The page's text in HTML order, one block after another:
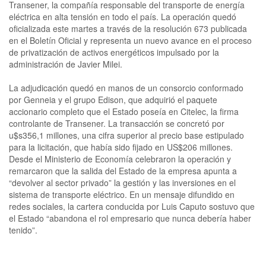
Transener, la compañía responsable del transporte de energía
eléctrica en alta tensión en todo el país. La operación quedó
oficializada este martes a través de la resolución 673 publicada
en el Boletín Oficial y representa un nuevo avance en el proceso
de privatización de activos energéticos impulsado por la
administración de Javier Milei.
La adjudicación quedó en manos de un consorcio conformado
por Genneia y el grupo Edison, que adquirió el paquete
accionario completo que el Estado poseía en Citelec, la firma
controlante de Transener. La transacción se concretó por
u$s356,1 millones, una cifra superior al precio base estipulado
para la licitación, que había sido fijado en US$206 millones.
Desde el Ministerio de Economía celebraron la operación y
remarcaron que la salida del Estado de la empresa apunta a
“devolver al sector privado” la gestión y las inversiones en el
sistema de transporte eléctrico. En un mensaje difundido en
redes sociales, la cartera conducida por Luis Caputo sostuvo que
el Estado “abandona el rol empresario que nunca debería haber
tenido”.